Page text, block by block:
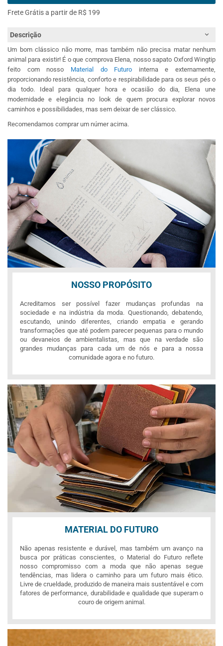
Frete Grátis a partir de R$ 199
Descrição
Um bom clássico não morre, mas também não precisa matar nenhum
animal para existir! É o que comprova Elena, nosso sapato Oxford Wingtip
feito com nosso Material do Futuro interna e externamente,
proporcionando resistência, conforto e respirabilidade para os seus pés o
dia todo. Ideal para qualquer hora e ocasião do dia, Elena une
modernidade e elegância no look de quem procura explorar novos
caminhos e possibilidades, mas sem deixar de ser clássico.
Recomendamos comprar um númer acima.
NOSSO PROPÓSITO
Acreditamos ser possível fazer mudanças profundas na
sociedade e na indústria da moda. Questionando, debatendo,
escutando, unindo diferentes, criando empatia e gerando
transformações que até podem parecer pequenas para o mundo
ou devaneios de ambientalistas, mas que na verdade são
grandes mudanças para cada um de nós e para a nossa
comunidade agora e no futuro.
MATERIAL DO FUTURO
Não apenas resistente e durável, mas também um avanço na
busca por práticas conscientes, o Material do Futuro reflete
nosso compromisso com a moda que não apenas segue
tendências, mas lidera o caminho para um futuro mais ético.
Livre de crueldade, produzido de maneira mais sustentável e com
fatores de performance, durabilidade e qualidade que superam o
couro de origem animal.